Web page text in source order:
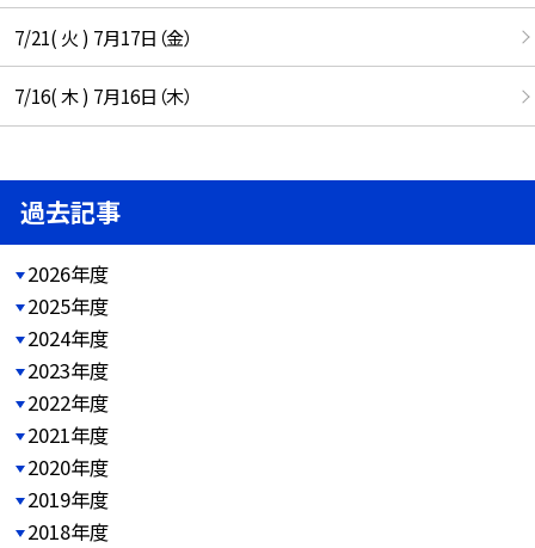
7/21( 火 ) 7月17日（金）
7/16( 木 ) 7月16日（木）
過去記事
2026年度
2025年度
2024年度
2023年度
2022年度
2021年度
2020年度
2019年度
2018年度